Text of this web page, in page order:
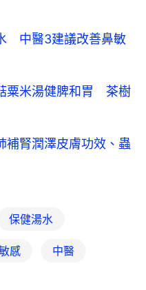
中醫3建議改善鼻敏
粟米湯健脾和胃 茶樹
補腎潤澤皮膚功效、蟲
保健湯水
感 中醫